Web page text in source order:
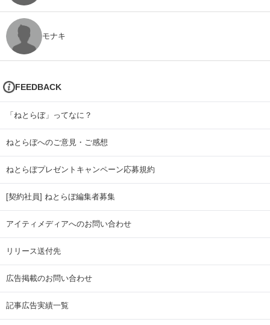
モナキ
FEEDBACK
「ねとらぼ」ってなに？
ねとらぼへのご意見・ご感想
ねとらぼプレゼントキャンペーン応募規約
[契約社員] ねとらぼ編集者募集
アイティメディアへのお問い合わせ
リリース送付先
広告掲載のお問い合わせ
記事広告実績一覧